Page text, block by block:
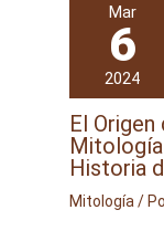
Mar
6
2024
El
Mitología
Historia
Mitología /